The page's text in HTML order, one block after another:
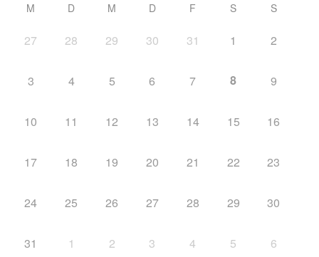
M D M D F S S
27 28 29 30 31 1 2
3 4 5 6 7 8 9
10 11 12 13 14 15 16
17 18 19 20 21 22 23
24 25 26 27 28 29 30
31 1 2 3 4 5 6